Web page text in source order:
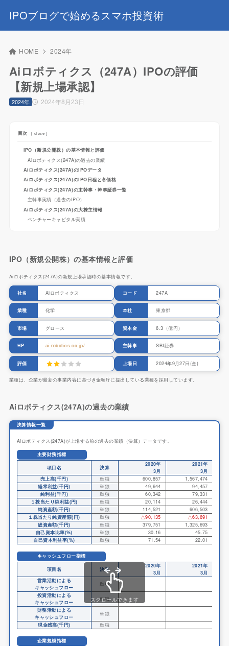
IPOブログで始めるスマホ投資術
HOME 2024年
Aiロボティクス（247A）IPOの評価
【新規上場承認】
2024年 2024年8月23日
目次 [ close ]
IPO（新規公開株）の基本情報と評価
Aiロボティクス(247A)の過去の業績
Aiロボティクス(247A)のIPOデータ
Aiロボティクス(247A)のIPO日程と各価格
Aiロボティクス(247A)の主幹事・幹事証券一覧
主幹事実績（過去のIPO）
Aiロボティクス(247A)の大株主情報
ベンチャーキャピタル実績
IPO（新規公開株）の基本情報と評価
Aiロボティクス(247A)の新規上場承認時の基本情報です。
社名 Aiロボティクス
業種 化学
市場 グロース
HP ai-robotics.co.jp/
評価
コード 247A
本社 東京都
資本金 6.3（億円）
主幹事 SBI証券
上場日 2024年9月27日(金)
業種は、企業が最新の事業内容に基づき金融庁に提出している業種を採用しています。
Aiロボティクス(247A)の過去の業績
決算情報一覧
Aiロボティクス(247A)が上場する前の過去の業績（決算）データです。
主要財務指標
項目名
決算
2020年
3月
2021年
3月
売上高(千円)
単独 600,857
1,567,474
経常利益(千円)
単独 49,644
94,457
純利益(千円)
単独 60,342
79,331
１株当たり純利益(円)
単独 20,114
26,444
純資産額(千円)
単独 114,521
606,503
１株当たり純資産額(円)
単独 △90,135
△63,691
総資産額(千円)
単独 379,751
1,325,693
自己資本比率(%)
単独 30.16
45.75
自己資本利益率(%)
単独 71.54 22.01
キャッシュフロー指標
項目名
決算
2020年
3月
2021年
3月
営業活動による
キャッシュフロー
単独
投資活動による
キャッシュフロー
単独
財務活動による
キャッシュフロー
単独
現金残高(千円)
単独
企業規模指標
スクロールできます